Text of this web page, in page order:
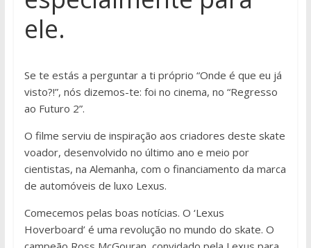
ele.
Se te estás a perguntar a ti próprio “Onde é que eu já
visto?!”, nós dizemos-te: foi no cinema, no “Regresso
ao Futuro 2”.
O filme serviu de inspiração aos criadores deste skate
voador, desenvolvido no último ano e meio por
cientistas, na Alemanha, com o financiamento da marca
de automóveis de luxo Lexus.
Comecemos pelas boas notícias. O ‘Lexus
Hoverboard’ é uma revolução no mundo do skate. O